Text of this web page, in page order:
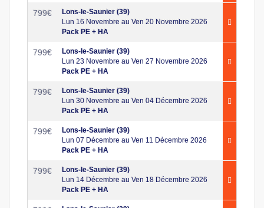
799€
Lons-le-Saunier (39)
Lun 16 Novembre au Ven 20 Novembre 2026
Pack PE + HA
799€
Lons-le-Saunier (39)
Lun 23 Novembre au Ven 27 Novembre 2026
Pack PE + HA
799€
Lons-le-Saunier (39)
Lun 30 Novembre au Ven 04 Décembre 2026
Pack PE + HA
799€
Lons-le-Saunier (39)
Lun 07 Décembre au Ven 11 Décembre 2026
Pack PE + HA
799€
Lons-le-Saunier (39)
Lun 14 Décembre au Ven 18 Décembre 2026
Pack PE + HA